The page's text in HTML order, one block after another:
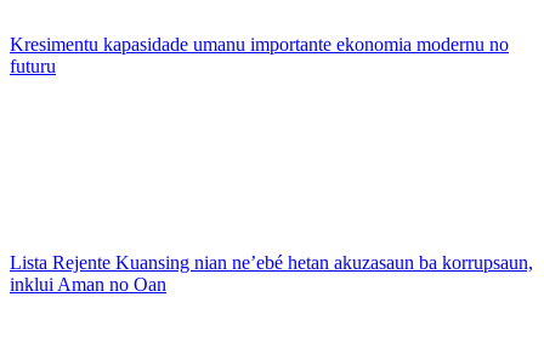
Kresimentu kapasidade umanu importante ekonomia modernu no
futuru
Lista Rejente Kuansing nian ne’ebé hetan akuzasaun ba korrupsaun,
inklui Aman no Oan